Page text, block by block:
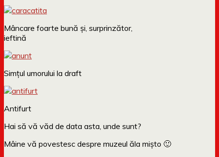
Mâncare foarte bună și, surprinzător,
ieftină
Simțul umorului la draft
Antifurt
Hai să vă văd de data asta, unde sunt?
Mâine vă povestesc despre muzeul ăla mișto 🙂